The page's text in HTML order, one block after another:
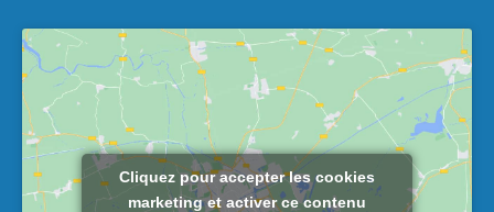
Cliquez pour accepter les cookies
marketing et activer ce contenu